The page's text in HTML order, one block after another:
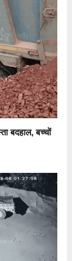
बदहाल, बच्चों